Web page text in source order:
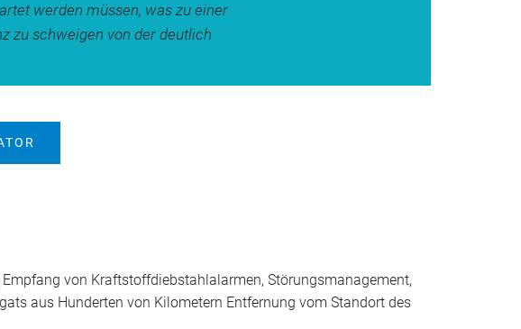
werden müssen, was zu einer
zu schweigen von der deutlich
von Kraftstoffdiebstahlalarmen, Störungsmanagement,
aus Hunderten von Kilometern Entfernung vom Standort des